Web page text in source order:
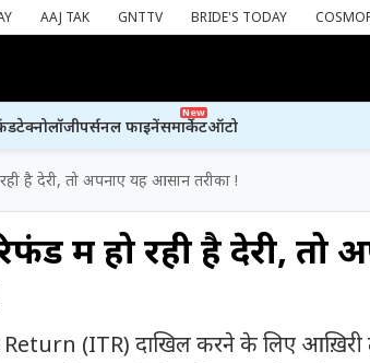
AAJ TAK GNTTV BRIDE'S TODAY
टेक्नोलॉजीपर्सनल फाइनेंस
New
मार्केटऑटो
है देरी, तो अपनाए यह आसान तरीका !
में हो रही है देरी, तो
(ITR) दाखिल करने के लिए आख़िरी